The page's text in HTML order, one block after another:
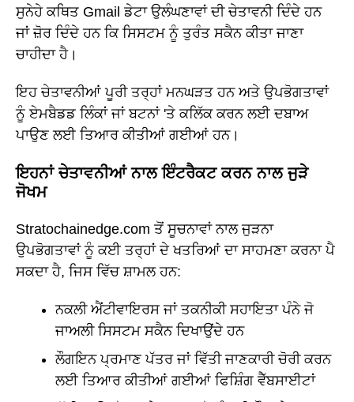
ਸੁਨੇਹੇ ਕਥਿਤ Gmail ਡੇਟਾ ਉਲੰਘਣਾਵਾਂ ਦੀ ਚੇਤਾਵਨੀ ਦਿੰਦੇ ਹਨ
ਜਾਂ ਜ਼ੋਰ ਦਿੰਦੇ ਹਨ ਕਿ ਸਿਸਟਮ ਨੂੰ ਤੁਰੰਤ ਸਕੈਨ ਕੀਤਾ ਜਾਣਾ
ਚਾਹੀਦਾ ਹੈ।
ਇਹ ਚੇਤਾਵਨੀਆਂ ਪੂਰੀ ਤਰ੍ਹਾਂ ਮਨਘੜਤ ਹਨ ਅਤੇ ਉਪਭੋਗਤਾਵਾਂ
ਨੂੰ ਏਮਬੈਡਡ ਲਿੰਕਾਂ ਜਾਂ ਬਟਨਾਂ 'ਤੇ ਕਲਿੱਕ ਕਰਨ ਲਈ ਦਬਾਅ
ਪਾਉਣ ਲਈ ਤਿਆਰ ਕੀਤੀਆਂ ਗਈਆਂ ਹਨ।
ਇਹਨਾਂ ਚੇਤਾਵਨੀਆਂ ਨਾਲ ਇੰਟਰੈਕਟ ਕਰਨ ਨਾਲ ਜੁੜੇ
ਜੋਖਮ
Stratochainedge.com ਤੋਂ ਸੂਚਨਾਵਾਂ ਨਾਲ ਜੁੜਨਾ
ਉਪਭੋਗਤਾਵਾਂ ਨੂੰ ਕਈ ਤਰ੍ਹਾਂ ਦੇ ਖਤਰਿਆਂ ਦਾ ਸਾਹਮਣਾ ਕਰਨਾ ਪੈ
ਸਕਦਾ ਹੈ, ਜਿਸ ਵਿੱਚ ਸ਼ਾਮਲ ਹਨ:
ਨਕਲੀ ਐਂਟੀਵਾਇਰਸ ਜਾਂ ਤਕਨੀਕੀ ਸਹਾਇਤਾ ਪੰਨੇ ਜੋ
ਜਾਅਲੀ ਸਿਸਟਮ ਸਕੈਨ ਦਿਖਾਉਂਦੇ ਹਨ
ਲੌਗਇਨ ਪ੍ਰਮਾਣ ਪੱਤਰ ਜਾਂ ਵਿੱਤੀ ਜਾਣਕਾਰੀ ਚੋਰੀ ਕਰਨ
ਲਈ ਤਿਆਰ ਕੀਤੀਆਂ ਗਈਆਂ ਫਿਸ਼ਿੰਗ ਵੈੱਬਸਾਈਟਾਂ